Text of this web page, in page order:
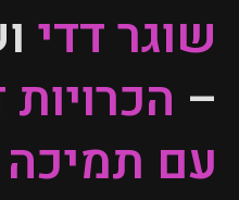
שוגר דדי
–
עם תמיכה